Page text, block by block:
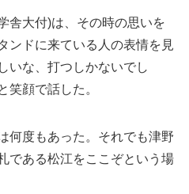
舎大付)は、その時の思いを
ンドに来ている人の表情を見
いな、打つしかないでし
笑顔で話した。
何度もあった。それでも津野
である松江をここぞという場